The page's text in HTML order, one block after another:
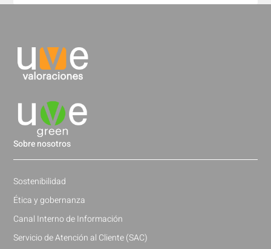
Sobre nosotros
Sostenibilidad
Ética y gobernanza
Canal Interno de Información
Servicio de Atención al Cliente (SAC)